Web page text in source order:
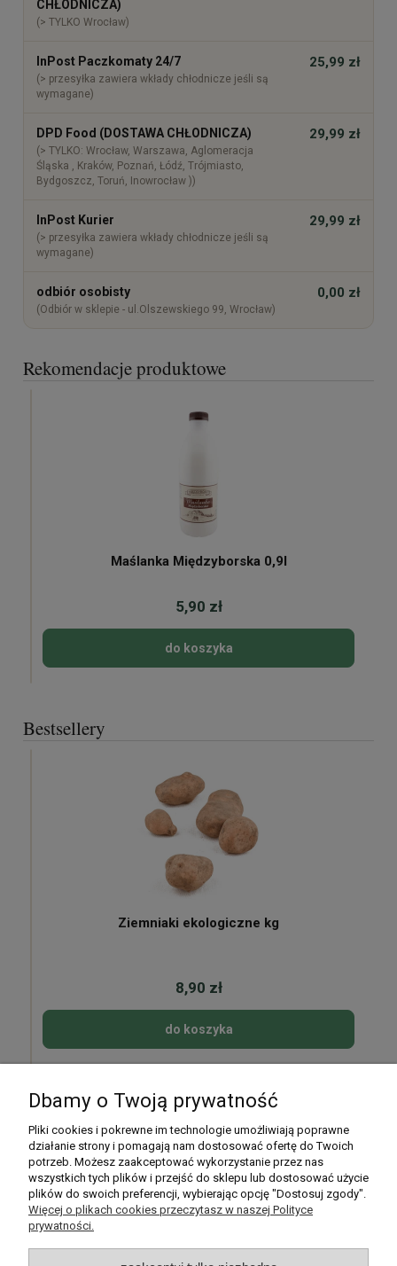
CHŁODNICZA)
(> TYLKO Wrocław)
InPost Paczkomaty 24/7
(> przesyłka zawiera wkłady chłodnicze jeśli są
wymagane)
25,99 zł
DPD Food (DOSTAWA CHŁODNICZA)
(> TYLKO: Wrocław, Warszawa, Aglomeracja
Śląska , Kraków, Poznań, Łódź, Trójmiasto,
Bydgoszcz, Toruń, Inowrocław ))
29,99 zł
InPost Kurier
(> przesyłka zawiera wkłady chłodnicze jeśli są
wymagane)
29,99 zł
odbiór osobisty
(Odbiór w sklepie - ul.Olszewskiego 99, Wrocław)
0,00 zł
Rekomendacje produktowe
Maślanka Międzyborska 0,9l
5,90 zł
do koszyka
Bestsellery
Ziemniaki ekologiczne kg
8,90 zł
do koszyka
Moje konto
Płatności i dostawa
Informacje
Dbamy o Twoją prywatność
Pliki cookies i pokrewne im technologie umożliwiają poprawne
działanie strony i pomagają nam dostosować ofertę do Twoich
potrzeb. Możesz zaakceptować wykorzystanie przez nas
wszystkich tych plików i przejść do sklepu lub dostosować użycie
plików do swoich preferencji, wybierając opcję "Dostosuj zgody".
Więcej o plikach cookies przeczytasz w naszej Polityce
prywatności.